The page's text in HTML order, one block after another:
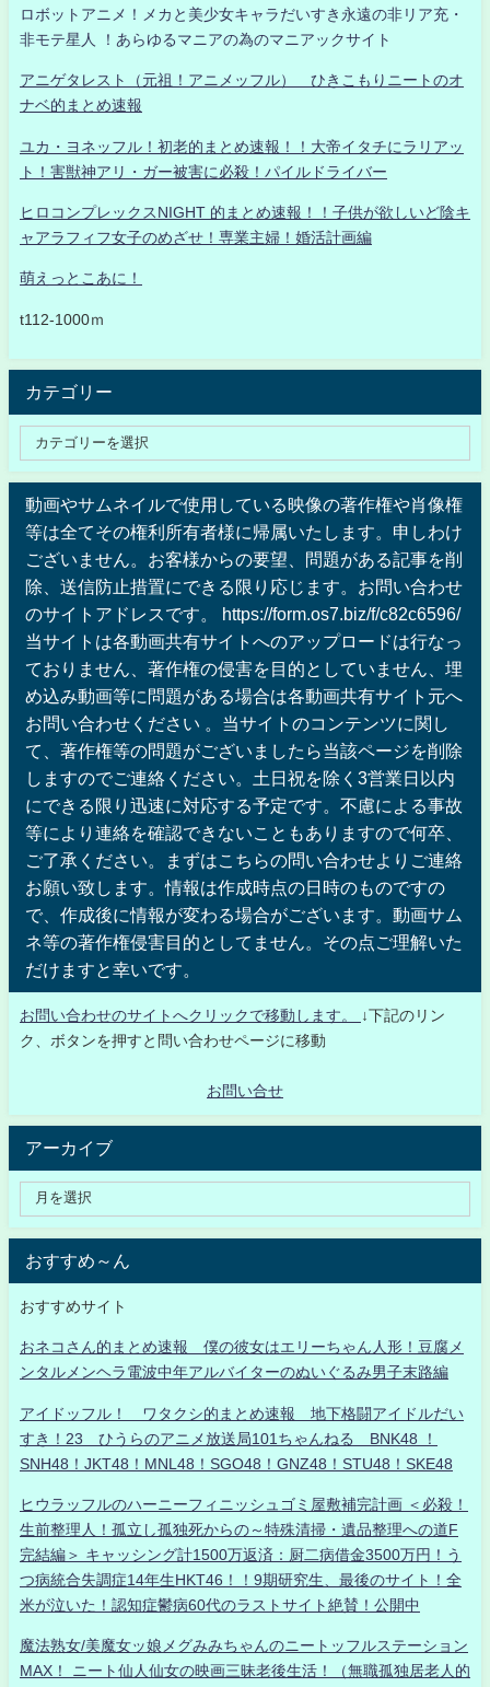
ロボットアニメ！メカと美少女キャラだいすき永遠の非リア充・
非モテ星人 ！あらゆるマニアの為のマニアックサイト
アニゲタレスト（元祖！アニメッフル） ひきこもりニートのオ
ナベ的まとめ速報
ユカ・ヨネッフル！初老的まとめ速報！！大帝イタチにラリアッ
ト！害獣神アリ・ガー被害に必殺！パイルドライバー
ヒロコンプレックスNIGHT 的まとめ速報！！子供が欲しいど陰キ
ャアラフィフ女子のめざせ！専業主婦！婚活計画編
萌えっとこあに！
t112-1000ｍ
カテゴリー
動画やサムネイルで使用している映像の著作権や肖像権
等は全てその権利所有者様に帰属いたします。申しわけ
ございません。お客様からの要望、問題がある記事を削
除、送信防止措置にできる限り応じます。お問い合わせ
のサイトアドレスです。 https://form.os7.biz/f/c82c6596/
当サイトは各動画共有サイトへのアップロードは行なっ
ておりません、著作権の侵害を目的としていません、埋
め込み動画等に問題がある場合は各動画共有サイト元へ
お問い合わせください 。当サイトのコンテンツに関し
て、著作権等の問題がございましたら当該ページを削除
しますのでご連絡ください。土日祝を除く3営業日以内
にできる限り迅速に対応する予定です。不慮による事故
等により連絡を確認できないこともありますので何卒、
ご了承ください。まずはこちらの問い合わせよりご連絡
お願い致します。情報は作成時点の日時のものですの
で、作成後に情報が変わる場合がございます。動画サム
ネ等の著作権侵害目的としてません。その点ご理解いた
だけますと幸いです。
お問い合わせのサイトへクリックで移動します。
↓下記のリン
ク、ボタンを押すと問い合わせページに移動
お問い合せ
アーカイブ
おすすめ～ん
おすすめサイト
おネコさん的まとめ速報 僕の彼女はエリーちゃん人形！豆腐メ
ンタルメンヘラ電波中年アルバイターのぬいぐるみ男子末路編
アイドッフル！ ワタクシ的まとめ速報 地下格闘アイドルだい
すき！23 ひうらのアニメ放送局101ちゃんねる BNK48 ！
SNH48！JKT48！MNL48！SGO48！GNZ48！STU48！SKE48
ヒウラッフルのハーニーフィニッシュゴミ屋敷補完計画 ＜必殺！
生前整理人！孤立し孤独死からの～特殊清掃・遺品整理への道F
完結編＞ キャッシング計1500万返済：厨二病借金3500万円！う
つ病統合失調症14年生HKT46！！9期研究生、最後のサイト！全
米が泣いた！認知症鬱病60代のラストサイト絶賛！公開中
魔法熟女/美魔女ッ娘メグみみちゃんのニートッフルステーション
MAX！ ニート仙人仙女の映画三昧老後生活！（無職孤独居老人的